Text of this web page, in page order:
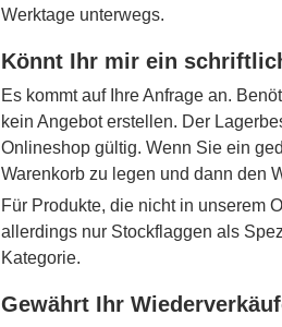
Werktage unterwegs.
Könnt Ihr mir ein
Es kommt auf Ihre Anfrage an.
kein Angebot erstellen. Der
Onlineshop gültig. Wenn Sie ein
Warenkorb zu legen und dann den
Für Produkte, die nicht in unserem
allerdings nur Stockflaggen als
Kategorie.
Gewährt Ihr